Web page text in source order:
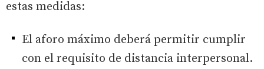
estas medidas:
El aforo máximo deberá permitir cumplir
con el requisito de distancia interpersonal.